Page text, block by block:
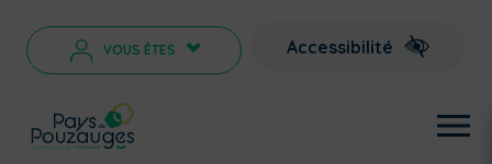
VOUS ÊTES > Accessibilité